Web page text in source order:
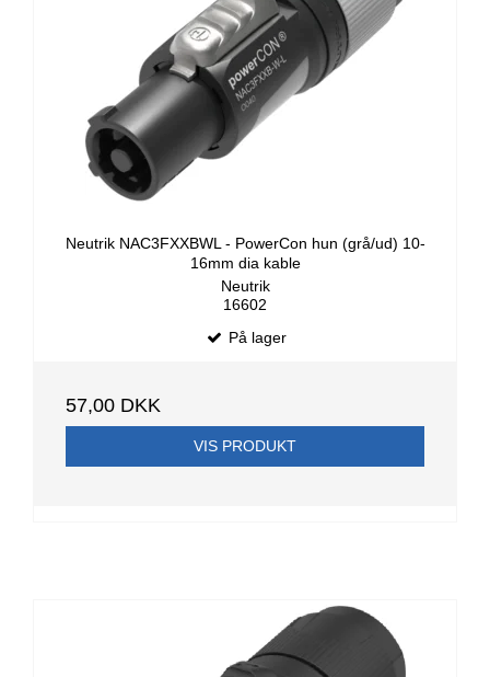
Neutrik NAC3FXXBWL - PowerCon hun (grå/ud) 10-
16mm dia kable
Neutrik
16602
På lager
57,00 DKK
VIS PRODUKT